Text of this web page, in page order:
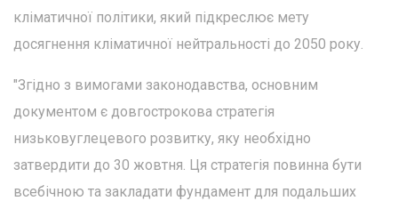
кліматичної політики, який підкреслює мету
досягнення кліматичної нейтральності до 2050 року.
"Згідно з вимогами законодавства, основним
документом є довгострокова стратегія
низьковуглецевого розвитку, яку необхідно
затвердити до 30 жовтня. Ця стратегія повинна бути
всебічною та закладати фундамент для подальших